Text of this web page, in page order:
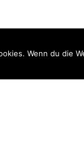
Wenn du die